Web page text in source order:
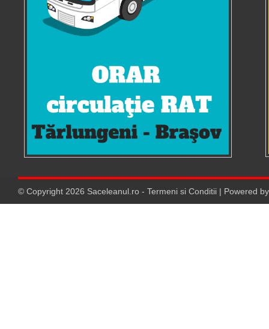
© Copyright 2026 Saceleanul.ro - Termeni si Conditii | Powered